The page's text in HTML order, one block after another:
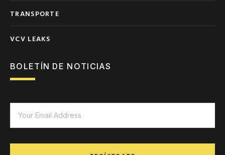
TRANSPORTE
VCV LEAKS
BOLETÍN DE NOTICIAS